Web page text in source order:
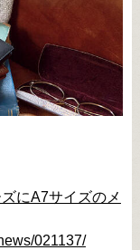
にA7サイズのメ
021137/